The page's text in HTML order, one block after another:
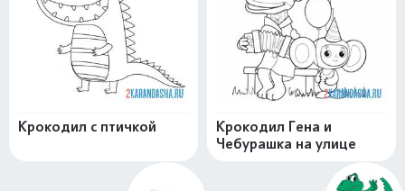
Крокодил с птичкой
Крокодил Гена и
Чебурашка на улице